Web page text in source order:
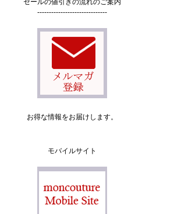
------------------------------
お得な情報をお届けします。
モバイルサイト